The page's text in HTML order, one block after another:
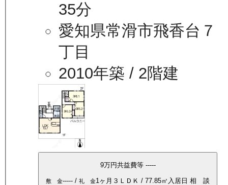
35分
愛知県常滑市飛香台７
丁目
2010年築 / 2階建
9万円共益費等 -----
敷 金----- /礼 金1ヶ月 ３ＬＤＫ /77.85㎡ 入居日相 談